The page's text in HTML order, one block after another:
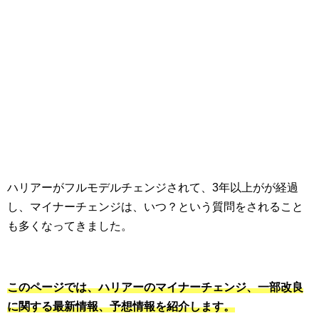
ハリアーがフルモデルチェンジされて、3年以上がが経過
し、マイナーチェンジは、いつ？という質問をされること
も多くなってきました。
このページでは、ハリアーのマイナーチェンジ、一部改良
に関する最新情報、予想情報を紹介します。